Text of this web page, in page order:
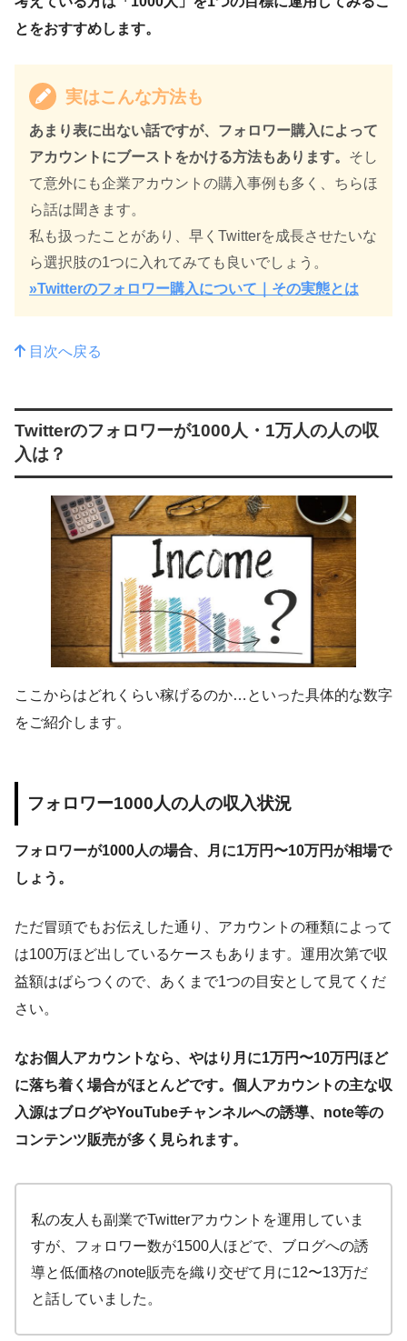
とをおすすめします。
実はこんな方法も
あまり表に出ない話ですが、フォロワー購入によって
アカウントにブーストをかける方法もあります。 そし
て意外にも企業アカウントの購入事例も多く、ちらほ
ら話は聞きます。
私も扱ったことがあり、早くTwitterを成長させたいな
ら選択肢の1つに入れてみても良いでしょう。
»Twitterのフォロワー購入について｜その実態とは
目次へ戻る
Twitterのフォロワーが1000人・1万人の人の収
入は？
ここからはどれくらい稼げるのか…といった具体的な数字
をご紹介します。
フォロワー1000人の人の収入状況
フォロワーが1000人の場合、月に1万円〜10万円が相場で
しょう。
ただ冒頭でもお伝えした通り、アカウントの種類によって
は100万ほど出しているケースもあります。運用次第で収
益額はばらつくので、あくまで1つの目安として見てくだ
さい。
なお個人アカウントなら、やはり月に1万円〜10万円ほど
に落ち着く場合がほとんどです。個人アカウントの主な収
入源はブログやYouTubeチャンネルへの誘導、note等の
コンテンツ販売が多く見られます。
私の友人も副業でTwitterアカウントを運用していま
すが、フォロワー数が1500人ほどで、ブログへの誘
導と低価格のnote販売を織り交ぜて月に12〜13万だ
と話していました。